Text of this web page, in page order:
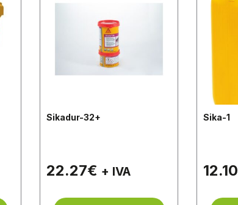
Sikadur-32+
22.27€ + IVA
Sika-1
12.10